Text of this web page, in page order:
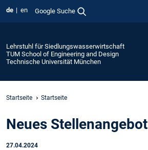
de en Google Suche
Lehrstuhl für Siedlungswasserwirtschaft
TUM School of Engineering and Design
Technische Universität München
Startseite Startseite
Neues Stellenangebot
27.04.2024